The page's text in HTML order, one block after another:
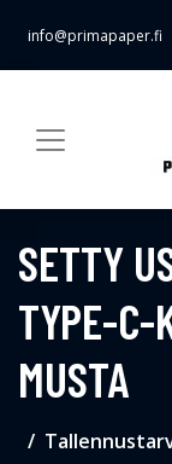
info@primapaper.fi
SETTY
TYPE-C-
MUSTA